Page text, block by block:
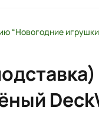
“Новогодние